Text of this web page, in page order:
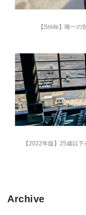
【Sniite】唯一の
【2022年版】25歳以
Archive